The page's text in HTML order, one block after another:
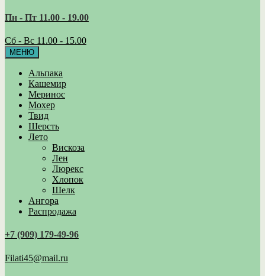
Пн - Пт 11.00 - 19.00
Сб - Вс 11.00 - 15.00
МЕНЮ
Альпака
Кашемир
Меринос
Мохер
Твид
Шерсть
Лето
Вискоза
Лен
Люрекс
Хлопок
Шелк
Ангора
Распродажа
+7 (909) 179‑49-96
Filati45@mail.ru